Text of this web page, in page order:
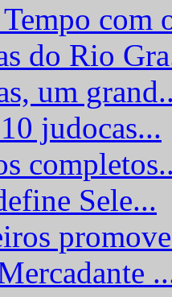
com
do Rio
um
judocas...
Sele...